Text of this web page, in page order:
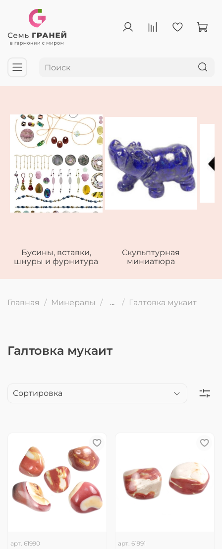
Бусины, вставки,
шнуры и фурнитура
Скульптурная
миниатюра
Главная Минералы ... Галтовка мукаит
Галтовка мукаит
арт. 61990 арт. 61991